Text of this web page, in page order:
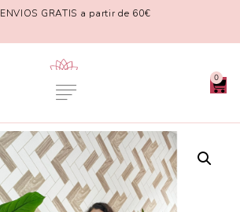
ENVIOS GRATIS a partir de 60€
0